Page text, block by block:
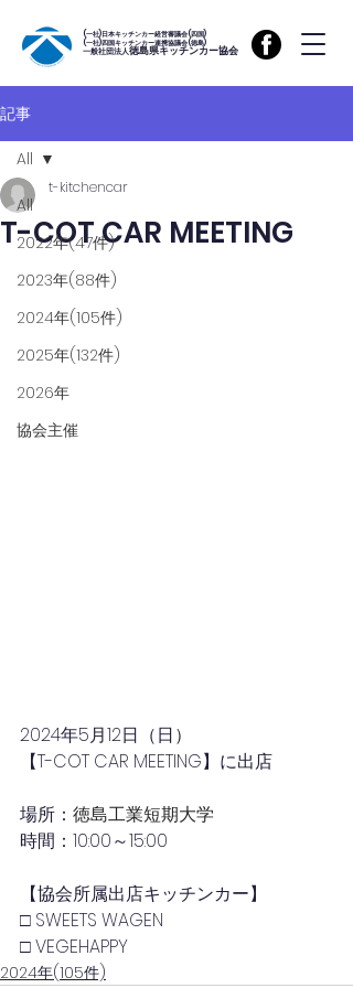
(一社)日本キッチンカー経営審議会(四国)
(一社)四国キッチンカー連携協議会(徳島)
一般社団法人徳島県キッチンカー協会
記事
All
2022年(47件)
2023年(88件)
2024年(105件)
2025年(132件)
2026年
協会主催
All
T-COT CAR MEETING
t-kitchencar
2024年5月12日（日）
【T-COT CAR MEETING】に出店
場所： 徳島工業短期大学
時間：10:00～15:00
【協会所属出店キッチンカー】
□ SWEETS WAGEN
□ VEGEHAPPY
2024年(105件)